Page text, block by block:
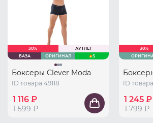
30%
АУТЛЕТ
БАЗА
ОРИГИНАЛ S
Боксеры Clever Moda
ID товара 49118
1 116 ₽
1 599 ₽
30%
ID товара
1 245 ₽
1 799 ₽